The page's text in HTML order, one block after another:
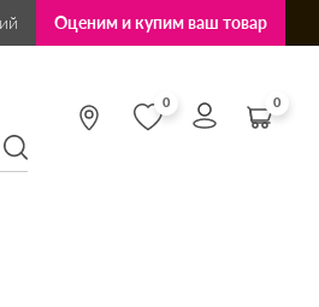
Оценим и купим ваш товар
0 0